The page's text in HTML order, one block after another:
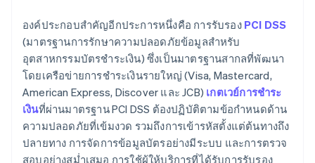
องค์ประกอบสำคัญอีกประการหนึ่งคือ การรับรอง PCI DSS
(มาตรฐานการรักษาความปลอดภัยข้อมูลสำหรับ
อุตสาหกรรมบัตรชำระเงิน) ซึ่งเป็นมาตรฐานสากลที่พัฒนา
โดยเครือข่ายการชำระเงินรายใหญ่ (Visa, Mastercard,
American Express, Discover และ JCB) เกตเวย์การชำระ
เงินที่ผ่านมาตรฐาน PCI DSS ต้องปฏิบัติตามข้อกำหนดด้าน
ความปลอดภัยที่เข้มงวด รวมถึงการเข้ารหัสตั้งแต่ต้นทางถึง
ปลายทาง การจัดการข้อมูลบัตรอย่างมีระบบ และการตรวจ
สอบอย่างสม่ำเสมอ การใช้ผู้ให้บริการที่ได้รับการรับรอง